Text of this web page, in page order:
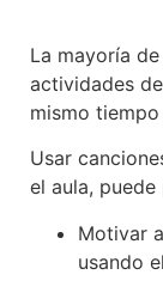
La mayoría
actividades
mismo
Usar
el aula,
Motivar
usando